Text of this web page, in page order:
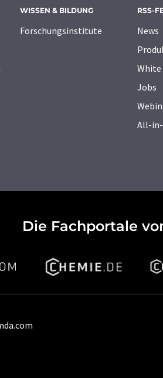
WISSEN & BILDUNG
Forschungsinstitute
RSS-
News
White
Jobs
All-
Die Fachportale